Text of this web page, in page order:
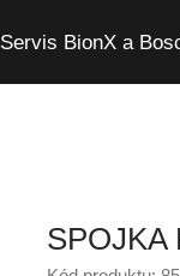
Servis BionX a
SPOJKA